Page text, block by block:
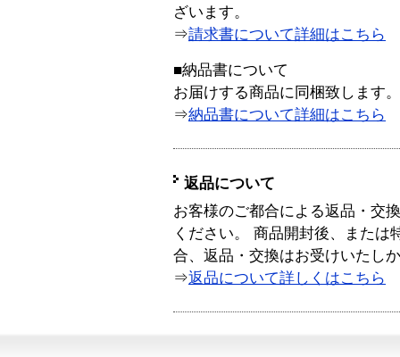
ざいます。
⇒請求書について詳細はこちら
■納品書について
お届けする商品に同梱致します。
⇒納品書について詳細はこちら
返品について
お客様のご都合による返品・交
ください。 商品開封後、または
合、返品・交換はお受けいたし
⇒返品について詳しくはこちら